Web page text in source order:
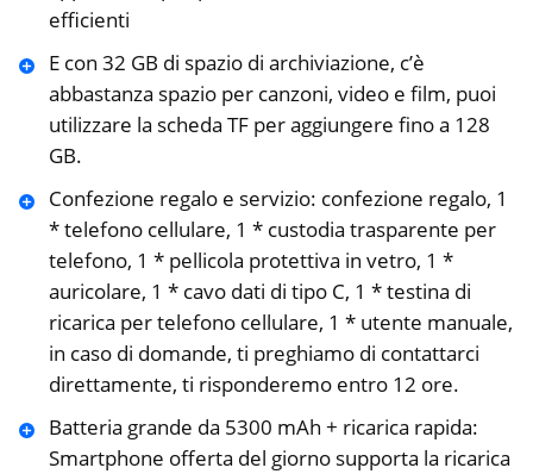
efficienti
E con 32 GB di spazio di archiviazione, c’è
abbastanza spazio per canzoni, video e film, puoi
utilizzare la scheda TF per aggiungere fino a 128
GB.
Confezione regalo e servizio: confezione regalo, 1
* telefono cellulare, 1 * custodia trasparente per
telefono, 1 * pellicola protettiva in vetro, 1 *
auricolare, 1 * cavo dati di tipo C, 1 * testina di
ricarica per telefono cellulare, 1 * utente manuale,
in caso di domande, ti preghiamo di contattarci
direttamente, ti risponderemo entro 12 ore.
Batteria grande da 5300 mAh + ricarica rapida:
Smartphone offerta del giorno supporta la ricarica